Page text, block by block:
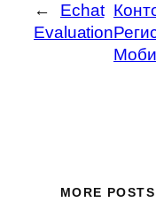
←
Echat
Evaluation
MORE POSTS